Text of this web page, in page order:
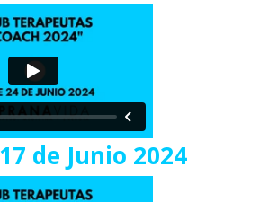
de Junio 2024